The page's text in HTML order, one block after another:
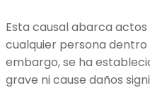
Esta causal abarca
cualquier persona
embargo, se ha
grave ni cause daños